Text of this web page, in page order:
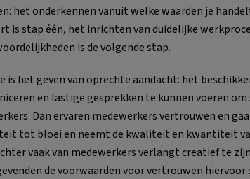
het onderkennen vanuit welke waarden je
is stap één, het inrichten van duidelijke
is de volgende stap.
is het geven van oprechte aandacht: het
en lastige gesprekken te kunnen voeren
Dan ervaren medewerkers vertrouwen en
tot bloei en neemt de kwaliteit en kwantiteit
vaak van medewerkers verlangt creatief te
de voorwaarden voor vertrouwen hiervoor